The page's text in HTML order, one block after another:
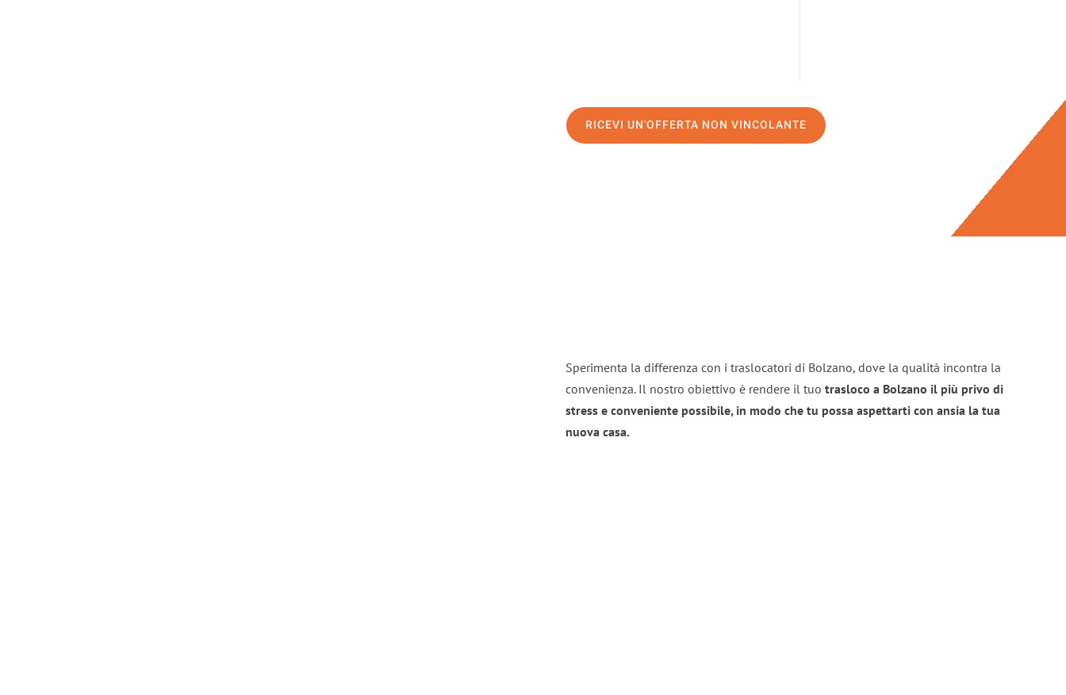
RICEVI UN'OFFERTA NON VINCOLANTE
Sperimenta la differenza con i traslocatori di Bolzano, dove la qualità incontra la
convenienza. Il nostro obiettivo è rendere il tuo trasloco a Bolzano il più privo di
stress e conveniente possibile, in modo che tu possa aspettarti con ansia la tua
nuova casa.